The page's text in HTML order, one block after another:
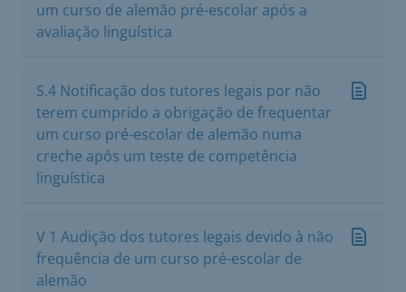
um curso de alemão pré-escolar após a
avaliação linguística
S.4 Notificação dos tutores legais por não
terem cumprido a obrigação de frequentar
um curso pré-escolar de alemão numa
creche após um teste de competência
linguística
V 1 Audição dos tutores legais devido à não
frequência de um curso pré-escolar de
alemão